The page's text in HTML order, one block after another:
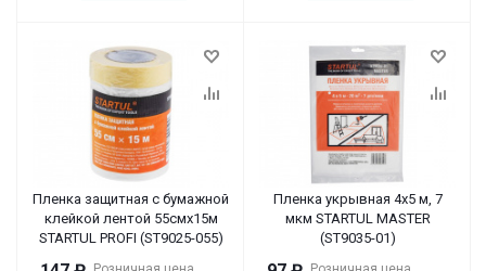
Пленка защитная с бумажной
клейкой лентой 55смх15м
STARTUL PROFI (ST9025-055)
Пленка укрывная 4x5 м, 7
мкм STARTUL MASTER
(ST9035-01)